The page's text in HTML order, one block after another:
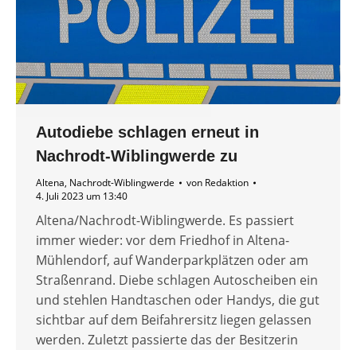
Autodiebe schlagen erneut in
Nachrodt-Wiblingwerde zu
Altena, Nachrodt-Wiblingwerde von Redaktion
4. Juli 2023 um 13:40
Altena/Nachrodt-Wiblingwerde. Es passiert
immer wieder: vor dem Friedhof in Altena-
Mühlendorf, auf Wanderparkplätzen oder am
Straßenrand. Diebe schlagen Autoscheiben ein
und stehlen Handtaschen oder Handys, die gut
sichtbar auf dem Beifahrersitz liegen gelassen
werden. Zuletzt passierte das der Besitzerin